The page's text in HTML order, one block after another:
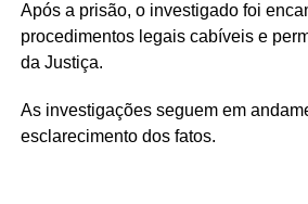
Após a prisão, o investigado foi
procedimentos legais cabíveis e
da Justiça.
As investigações seguem em
esclarecimento dos fatos.